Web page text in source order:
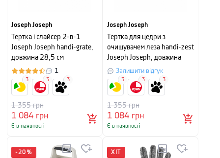
Joseph Joseph
Тертка і слайсер 2-в-1
Joseph Joseph handi-grate,
довжина 28,5 см
помаранчевий1
1 084 грн
1 355грн
Є в наявності
3 3 3
Joseph Joseph
Тертка для цедри з
очищувачем леза handi-zest
Joseph Joseph, довжина
28,5 см, зелений
Залишити відгук
1 084 грн
1 355грн
Є в наявності
3 3 3
-20 % ХІТ